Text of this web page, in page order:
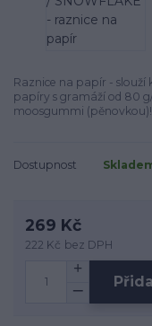
Raznice na papír -
papíry s gramáží od 80
moosgummi (pěnovkou)!
Dostupnost
269 Kč
222 Kč bez DPH